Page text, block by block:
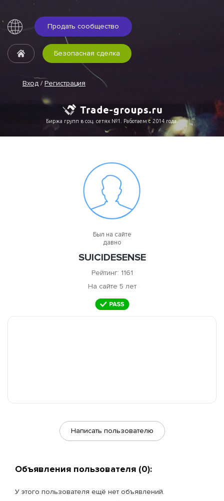
Продать сообщество
Вход / Регистрация
Безопасная сделка
Биржа групп в соц. сетях №1. Работаем с 2014 года.
Был на сайте
давно
SUICIDESENSE
Рейтинг: 1161
На сайте 5 лет
Написать пользователю
Объявления пользователя (0):
У этого пользователя ещё нет объявлений.